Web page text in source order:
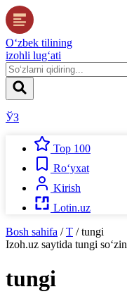
O‘zbek tilining
izohli lug‘ati
ЎЗ
Top 100
Ro‘yxat
Kirish
Lotin.uz
Bosh sahifa / T / tungi
Izoh.uz saytida tungi
tungi